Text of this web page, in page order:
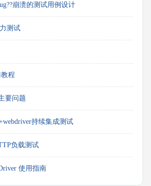
崩溃的测试用例设计
测试
程
要问题
持续集成测试
负载测试
使用指南